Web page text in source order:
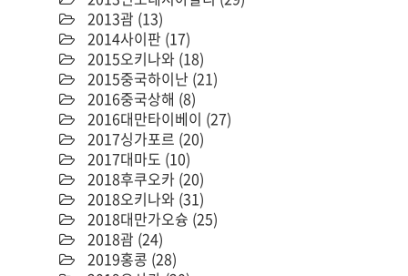
2013괌 (13)
2014사이판 (17)
2015오키나와 (18)
2015중국하이난 (21)
2016중국상해 (8)
2016대만타이베이 (27)
2017싱가포르 (20)
2017대마도 (10)
2018후쿠오카 (20)
2018오키나와 (31)
2018대만가오슝 (25)
2018괌 (24)
2019홍콩 (28)